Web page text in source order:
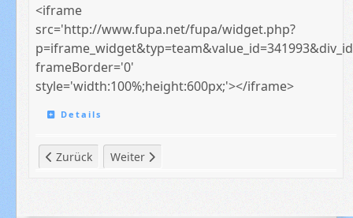
<iframe
src='http://www.fupa.net/fupa/widget.php?
frameBorder='0'
style='width:100%;height:600px;'></iframe>
Details
Vorheriger Beitrag: Meister --- Unsere Fußballer steigen
Zurück Nächster Beitrag: 'Vollgas im Netz' - Der TVA
Weiter